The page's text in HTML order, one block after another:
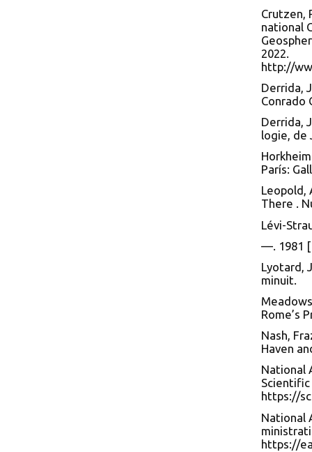
Crutzen,
national
2022.
http://
Derrida,
Conrado
Derrida,
logie, de
París:
Leopold,
There .
Lévi-
—. 1981
Lyotard,
minuit.
Rome’s
Nash,
Haven
National
Scientific
https://
National
https://